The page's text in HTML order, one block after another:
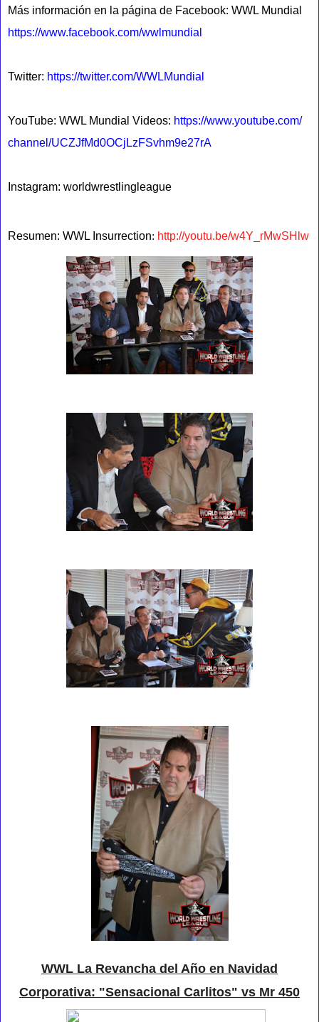
Más información en la página de Facebook: WWL Mundial
https://www.facebook.com/wwlmundial
Twitter: https://twitter.com/WWLMundial
YouTube: WWL Mundial Videos: https://www.youtube.com/
channel/UCZJfMd0OCjLzFSvhm9e27rA
Instagram: worldwrestlingleague
Resumen: WWL Insurrection: http://youtu.be/w4Y_rMwSHlw
WWL La Revancha del Año en Navidad
Corporativa: "Sensacional Carlitos" vs Mr 450